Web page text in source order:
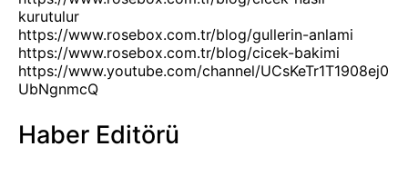
kurutulur
https://www.rosebox.com.tr/blog/gullerin-anlami
https://www.rosebox.com.tr/blog/cicek-bakimi
https://www.youtube.com/channel/UCsKeTr1T1908ej0
UbNgnmcQ
Haber Editörü